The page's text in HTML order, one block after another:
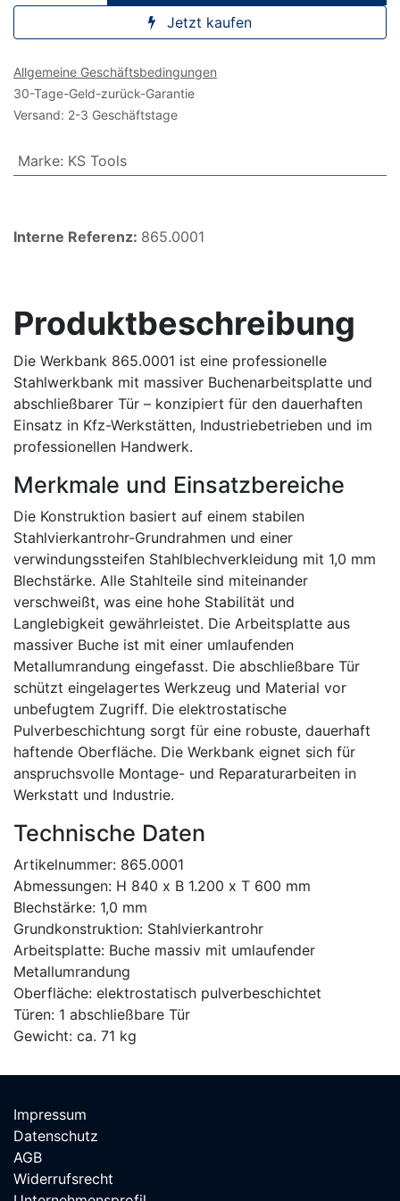
Jetzt kaufen
Allgemeine Geschäftsbedingungen
30-Tage-Geld-zurück-Garantie
Versand: 2-3 Geschäftstage
Marke: KS Tools
Interne Referenz: 865.0001
Produktbeschreibung
Die Werkbank 865.0001 ist eine professionelle
Stahlwerkbank mit massiver Buchenarbeitsplatte und
abschließbarer Tür – konzipiert für den dauerhaften
Einsatz in Kfz-Werkstätten, Industriebetrieben und im
professionellen Handwerk.
Merkmale und Einsatzbereiche
Die Konstruktion basiert auf einem stabilen
Stahlvierkantrohr-Grundrahmen und einer
verwindungssteifen Stahlblechverkleidung mit 1,0 mm
Blechstärke. Alle Stahlteile sind miteinander
verschweißt, was eine hohe Stabilität und
Langlebigkeit gewährleistet. Die Arbeitsplatte aus
massiver Buche ist mit einer umlaufenden
Metallumrandung eingefasst. Die abschließbare Tür
schützt eingelagertes Werkzeug und Material vor
unbefugtem Zugriff. Die elektrostatische
Pulverbeschichtung sorgt für eine robuste, dauerhaft
haftende Oberfläche. Die Werkbank eignet sich für
anspruchsvolle Montage- und Reparaturarbeiten in
Werkstatt und Industrie.
Technische Daten
Artikelnummer: 865.0001
Abmessungen: H 840 x B 1.200 x T 600 mm
Blechstärke: 1,0 mm
Grundkonstruktion: Stahlvierkantrohr
Arbeitsplatte: Buche massiv mit umlaufender
Metallumrandung
Oberfläche: elektrostatisch pulverbeschichtet
Türen: 1 abschließbare Tür
Gewicht: ca. 71 kg
Impressum
Datenschutz
AGB
Widerrufsrecht